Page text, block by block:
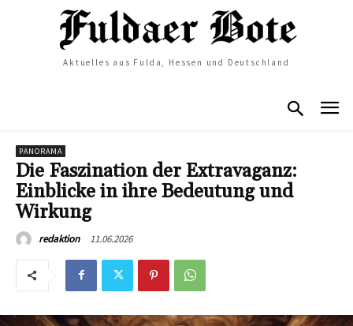
Aktuelles aus Fulda, Hessen und Deutschland
PANORAMA
Die Faszination der Extravaganz:
Einblicke in ihre Bedeutung und
Wirkung
redaktion 11.06.2026